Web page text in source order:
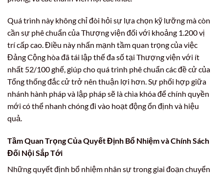
Quá trình này không chỉ đòi hỏi sự lựa chọn kỹ lưỡng mà còn
cần sự phê chuẩn của Thượng viện đối với khoảng 1.200 vị
trí cấp cao. Điều này nhấn mạnh tầm quan trọng của việc
Đảng Cộng hòa đã tái lập thế đa số tại Thượng viện với ít
nhất 52/100 ghế, giúp cho quá trình phê chuẩn các đề cử của
Tổng thống đắc cử trở nên thuận lợi hơn. Sự phối hợp giữa
nhánh hành pháp và lập pháp sẽ là chìa khóa để chính quyền
mới có thể nhanh chóng đi vào hoạt động ổn định và hiệu
quả.
Tầm Quan Trọng Của Quyết Định Bổ Nhiệm và Chính Sách
Đối Nội Sắp Tới
Những quyết định bổ nhiệm nhân sự trong giai đoạn chuyển